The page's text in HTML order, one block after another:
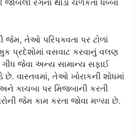
જાંબલી રંગના થોડા ચળકતા ધબ્બા
જેમ, તેઓ પરિપક્વતા પર ટોળાં
પ્રદેશોમાં વસવાટ કરવાનું વલણ
જેવા અન્ય સામાન્ય સફાઈ
છે. વાસ્તવમાં, તેઓ ખોરાકની શોધમાં
કાચબા પર મિજબાની કરતી
જેમ કામ કરતા જોવા મળ્યા છે.